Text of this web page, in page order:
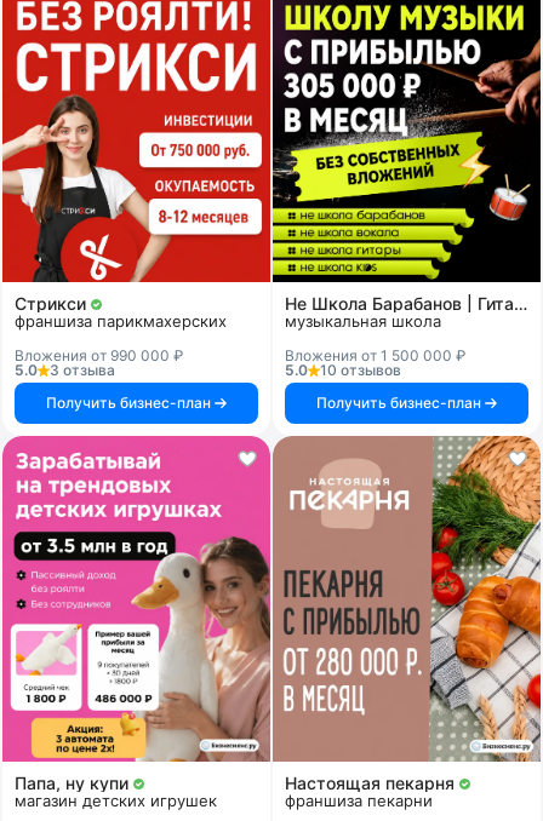
Стрикси
франшиза парикмахерских
Вложения от 990 000 ₽
5.0
3 отзыва
Получить бизнес-план
Не Школа Барабанов | Гитары | Вокала | KIDS
музыкальная школа
Вложения от 1 500 000 ₽
5.0
10 отзывов
Получить бизнес-план
Папа, ну купи
магазин детских игрушек
Настоящая пекарня
франшиза пекарни